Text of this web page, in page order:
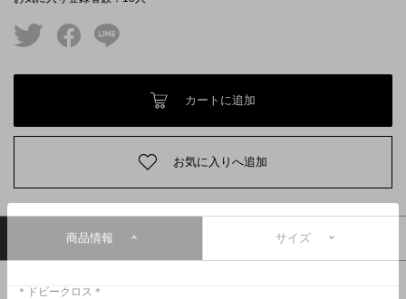
twitter facebook
カートに追加
お気に入りへ追加
商品情報 サイズ
＊ドビークロス＊